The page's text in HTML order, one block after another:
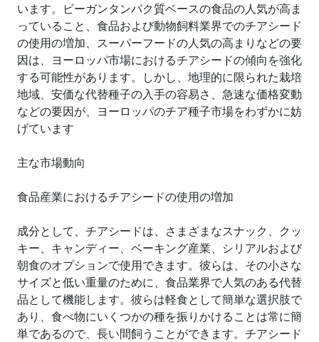
います。ビーガンタンパク質ベースの食品の人気が高ま
っていること、食品および動物飼料業界でのチアシード
の使用の増加、スーパーフードの人気の高まりなどの要
因は、ヨーロッパ市場におけるチアシードの傾向を強化
する可能性があります。しかし、地理的に限られた栽培
地域、安価な代替種子の入手の容易さ、急速な価格変動
などの要因が、ヨーロッパのチア種子市場をわずかに妨
げています
主な市場動向
食品産業におけるチアシードの使用の増加
成分として、チアシードは、さまざまなスナック、クッ
キー、キャンディー、ベーキング産業、シリアルおよび
朝食のオプションで使用できます。彼らは、その小さな
サイズと低い重量のために、食品業界で人気のある代替
品として機能します。彼らは軽食として簡単な選択肢で
あり、食べ物にいくつかの種を振りかけることは常に簡
単であるので、長い間飼うことができます。チアシード